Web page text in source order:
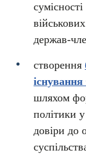
держав-
створення
існування
шляхом
політики
довіри до